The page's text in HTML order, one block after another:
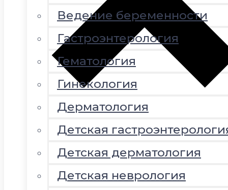
Ведение беременности
Гастроэнтерология
Гематология
Гинекология
Дерматология
Детская
Детская дерматология
Детская неврология